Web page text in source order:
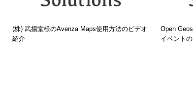
(株) 武揚堂様のAvenza Maps使用方法のビデオ
紹介
Open
イベント